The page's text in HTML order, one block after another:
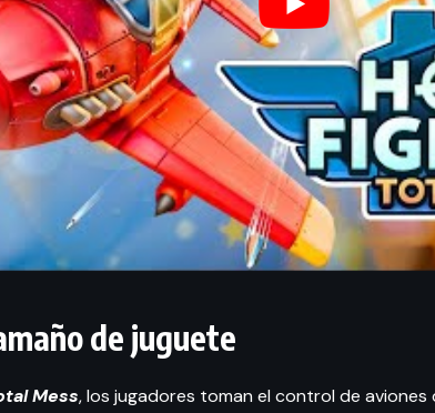
de juguete
Mess, los jugadores toman el control de